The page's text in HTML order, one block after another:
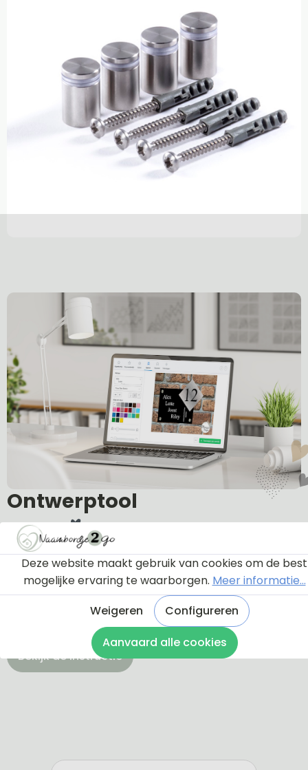
Ontwerptool
Via onderstaande knop komt u bij een instructie en
een tutorial die u een rondleiding geeft door de
ontwerptool. Hierdoor weet u precies hoe u zelf uw
naambordje helemaal kunt aanpassen en naar uw
eigen smaak kunt ontwerpen.
Bekijk de instructie
Deze website maakt gebruik van cookies om de best
mogelijke ervaring te waarborgen. Meer informatie...
Weigeren
Configureren
Aanvaard alle cookies